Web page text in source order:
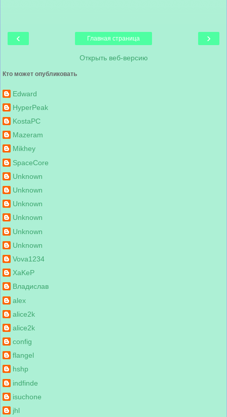
‹ ›
Главная страница
Открыть веб-версию
Кто может опубликовать
Edward
HyperPeak
KostaPC
Mazeram
Mikhey
SpaceCore
Unknown
Unknown
Unknown
Unknown
Unknown
Unknown
Vova1234
XaKeP
Владислав
alex
alice2k
alice2k
config
flangel
hshp
indfinde
isuchone
jhl